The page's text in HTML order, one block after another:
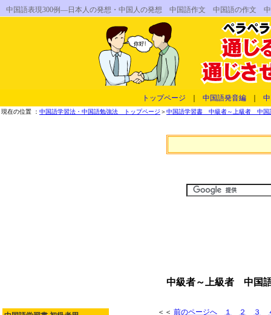
中国語表現300例―日本人の発想・中国人の発想 中国語作文 中国語の作
トップページ 中国語発音編
現在の位置 ： 中国語学習法・中国語勉強法 トップページ ＞中国語学習書 中級者～上級者 中国
中級者～上級者 中国
＜＜ 前のページへ １ ２ ３